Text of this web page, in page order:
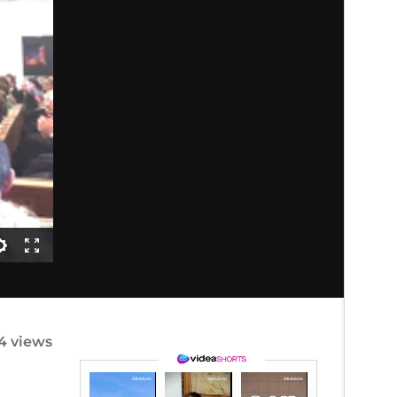
views